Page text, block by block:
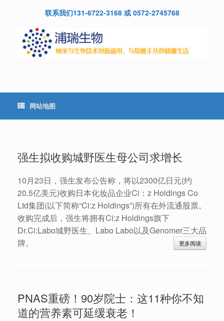
联系我们131-6722-3168 或 0572-2745768
网站地图
强生拟收购城野医生母公司求增长
10月23日，强生发布公告称，将以2300亿日元(约
20.5亿美元)收购日本化妆品企业Ci：z Holdings Co
Ltd集团(以下简称“Ci:z Holdings”)所有在外流通股票。
收购完成后，强生将拥有Ci:z Holdings旗下
Dr.Ci:Labo城野医生、Labo Labo以及Genomer三大品
牌。
更多阅读
PNAS重磅！90岁院士：这11种你不知
道的营养素可延缓衰老！